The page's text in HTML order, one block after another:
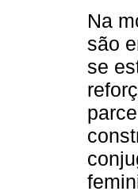
Na
são
se